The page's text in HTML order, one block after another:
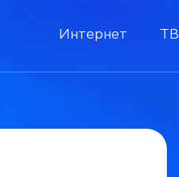
Интернет ТВ